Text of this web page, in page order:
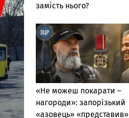
замість нього?
«Не можеш покарати –
нагороди»: запорізький
«азовець» «представив»